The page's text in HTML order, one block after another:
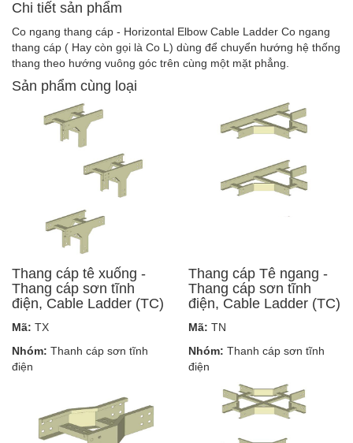
Chi tiết sản phẩm
Co ngang thang cáp - Horizontal Elbow Cable Ladder Co ngang
thang cáp ( Hay còn gọi là Co L) dùng để chuyển hướng hệ thống
thang theo hướng vuông góc trên cùng một mặt phẳng.
Sản phẩm cùng loại
Thang cáp tê xuống -
Thang cáp sơn tĩnh
điện, Cable Ladder (TC)
Mã: TX
Nhóm: Thanh cáp sơn tĩnh
điện
Thang cáp Tê ngang -
Thang cáp sơn tĩnh
điện, Cable Ladder (TC)
Mã: TN
Nhóm: Thanh cáp sơn tĩnh
điện